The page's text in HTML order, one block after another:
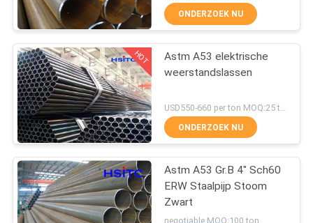
NEEM
CONTACT
MET
ONS
OP
NIEUWS
VRAAG
LSAW-Staalpijp
ONDERZOEK NU
HOT
Astm A53 elektrische
weerstandslassen
ONDERZOEK NU
Astm A53 Gr.B 4" Sch60
ERW Staalpijp Stoom
Zwart
negotiable MOQ:100 ton